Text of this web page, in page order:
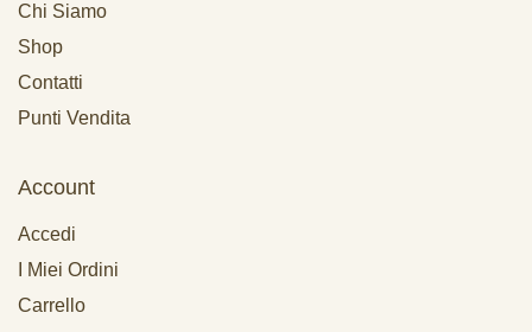
Chi Siamo
Shop
Contatti
Punti Vendita
Account
Accedi
I Miei Ordini
Carrello